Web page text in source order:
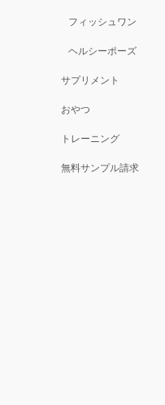
フィッシュワン
ヘルシーポーズ
サプリメント
おやつ
トレーニング
無料サンプル請求